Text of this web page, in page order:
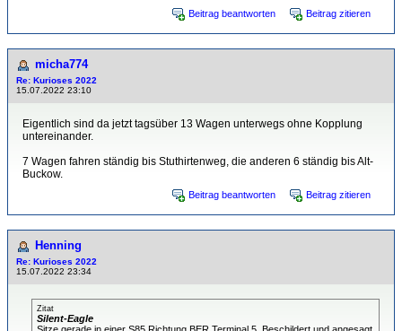
Beitrag beantworten Beitrag zitieren
micha774
Re: Kurioses 2022
15.07.2022 23:10
Eigentlich sind da jetzt tagsüber 13 Wagen unterwegs ohne Kopplung
untereinander.
7 Wagen fahren ständig bis Stuthirtenweg, die anderen 6 ständig bis Alt-
Buckow.
Beitrag beantworten Beitrag zitieren
Henning
Re: Kurioses 2022
15.07.2022 23:34
Zitat
Silent-Eagle